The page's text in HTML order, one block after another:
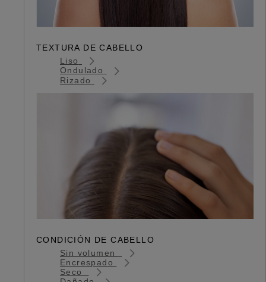
TEXTURA DE CABELLO
Liso
Ondulado
Rizado
CONDICIÓN DE CABELLO
Sin volumen
Encrespado
Seco